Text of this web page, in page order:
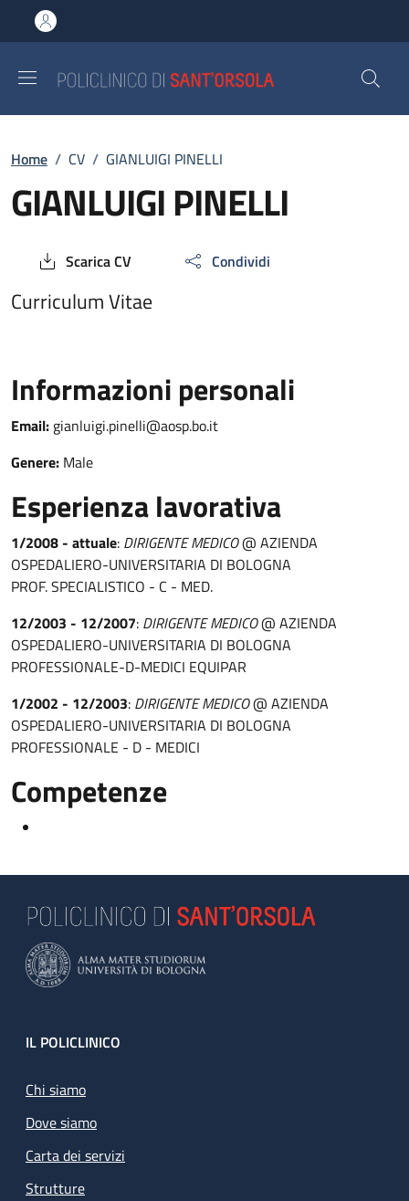
al contenuto principale
to footer content
Breadcrumb
Home / CV / GIANLUIGI PINELLI
GIANLUIGI PINELLI
Scarica CV Condividi
Curriculum Vitae
Informazioni personali
Email: gianluigi.pinelli@aosp.bo.it
Genere: Male
Esperienza lavorativa
1/2008 - attuale: DIRIGENTE MEDICO@ AZIENDA
OSPEDALIERO-UNIVERSITARIA DI BOLOGNA
PROF. SPECIALISTICO - C - MED.
12/2003 - 12/2007: DIRIGENTE MEDICO@ AZIENDA
OSPEDALIERO-UNIVERSITARIA DI BOLOGNA
PROFESSIONALE-D-MEDICI EQUIPAR
1/2002 - 12/2003: DIRIGENTE MEDICO@ AZIENDA
OSPEDALIERO-UNIVERSITARIA DI BOLOGNA
PROFESSIONALE - D - MEDICI
Competenze
Footer
IL POLICLINICO
Chi siamo
Dove siamo
Carta dei servizi
Strutture